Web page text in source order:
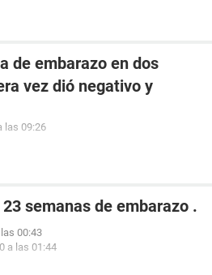
de embarazo en dos
vez dió negativo y
las 09:26
semanas de embarazo .
00:43
a las 01:44